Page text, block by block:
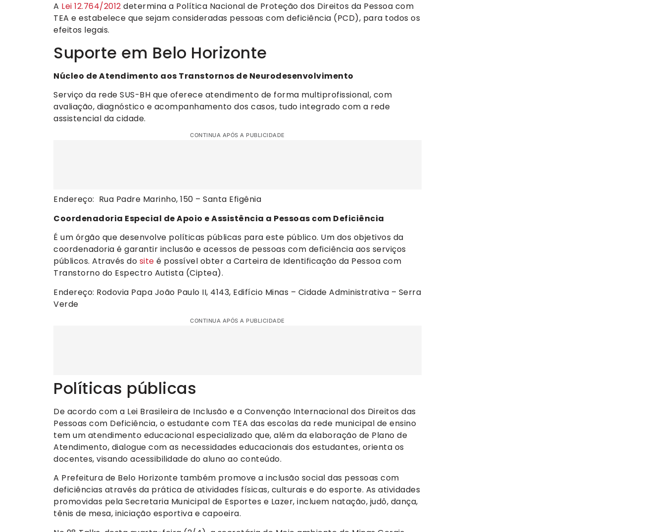
A Lei 12.764/2012 determina a Política Nacional de Proteção dos Direitos da Pessoa com
TEA e estabelece que sejam consideradas pessoas com deficiência (PCD), para todos os
efeitos legais.
Suporte em Belo Horizonte
Núcleo de Atendimento aos Transtornos de Neurodesenvolvimento
Serviço da rede SUS-BH que oferece atendimento de forma multiprofissional, com
avaliação, diagnóstico e acompanhamento dos casos, tudo integrado com a rede
assistencial da cidade.
CONTINUA APÓS A PUBLICIDADE
Endereço: Rua Padre Marinho, 150 – Santa Efigênia
Coordenadoria Especial de Apoio e Assistência a Pessoas com Deficiência
É um órgão que desenvolve políticas públicas para este público. Um dos objetivos da
coordenadoria é garantir inclusão e acessos de pessoas com deficiência aos serviços
públicos. Através do site é possível obter a Carteira de Identificação da Pessoa com
Transtorno do Espectro Autista (Ciptea).
Endereço: Rodovia Papa João Paulo II, 4143, Edifício Minas – Cidade Administrativa – Serra
Verde
CONTINUA APÓS A PUBLICIDADE
Políticas públicas
De acordo com a Lei Brasileira de Inclusão e a Convenção Internacional dos Direitos das
Pessoas com Deficiência, o estudante com TEA das escolas da rede municipal de ensino
tem um atendimento educacional especializado que, além da elaboração de Plano de
Atendimento, dialogue com as necessidades educacionais dos estudantes, orienta os
docentes, visando acessibilidade do aluno ao conteúdo.
A Prefeitura de Belo Horizonte também promove a inclusão social das pessoas com
deficiências através da prática de atividades físicas, culturais e do esporte. As atividades
promovidas pela Secretaria Municipal de Esportes e Lazer, incluem natação, judô, dança,
tênis de mesa, iniciação esportiva e capoeira.